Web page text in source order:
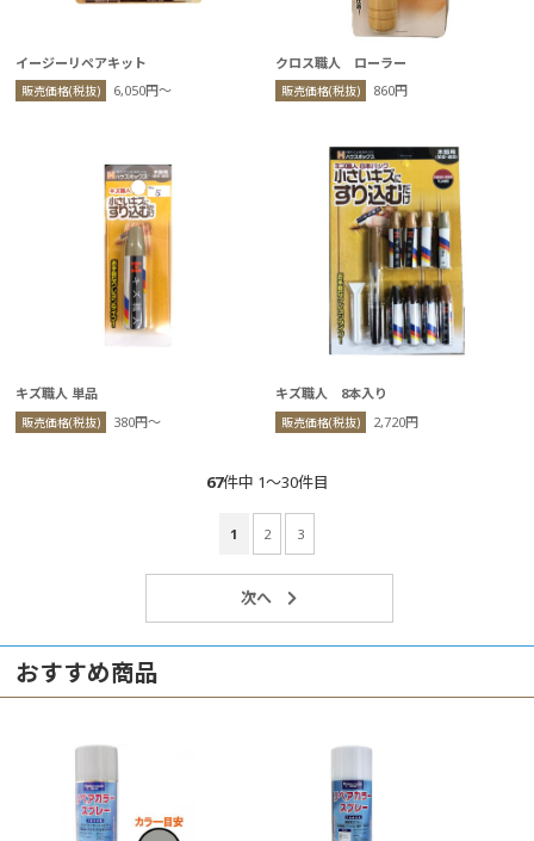
イージーリペアキット
販売価格(税抜) 6,050円〜
クロス職人 ローラー
販売価格(税抜) 860円
キズ職人 単品
販売価格(税抜) 380円〜
キズ職人 8本入り
販売価格(税抜) 2,720円
67件中 1〜30件目
1 2 3
おすすめ商品